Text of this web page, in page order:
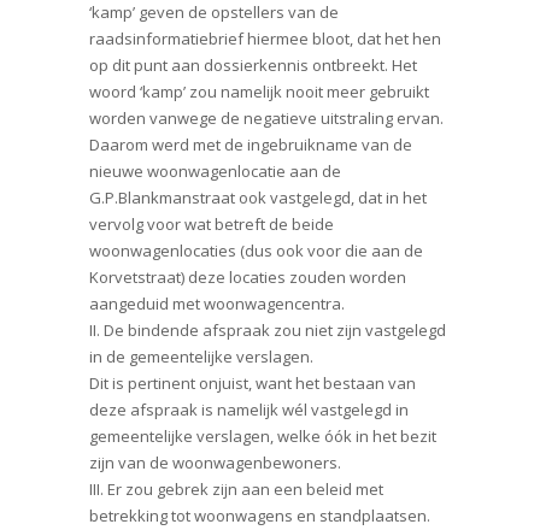
‘kamp’ geven de opstellers van de
raadsinformatiebrief hiermee bloot, dat het hen
op dit punt aan dossierkennis ontbreekt. Het
woord ‘kamp’ zou namelijk nooit meer gebruikt
worden vanwege de negatieve uitstraling ervan.
Daarom werd met de ingebruikname van de
nieuwe woonwagenlocatie aan de
G.P.Blankmanstraat ook vastgelegd, dat in het
vervolg voor wat betreft de beide
woonwagenlocaties (dus ook voor die aan de
Korvetstraat) deze locaties zouden worden
aangeduid met woonwagencentra.
II. De bindende afspraak zou niet zijn vastgelegd
in de gemeentelijke verslagen.
Dit is pertinent onjuist, want het bestaan van
deze afspraak is namelijk wél vastgelegd in
gemeentelijke verslagen, welke óók in het bezit
zijn van de woonwagenbewoners.
III. Er zou gebrek zijn aan een beleid met
betrekking tot woonwagens en standplaatsen.